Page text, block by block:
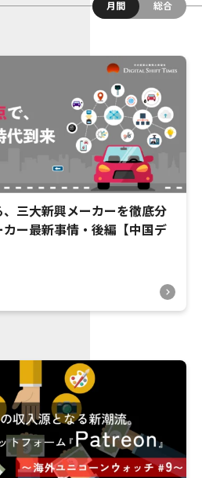
月間
総合
三大新興メーカーを徹底分
ー最新事情・後編【中国デ